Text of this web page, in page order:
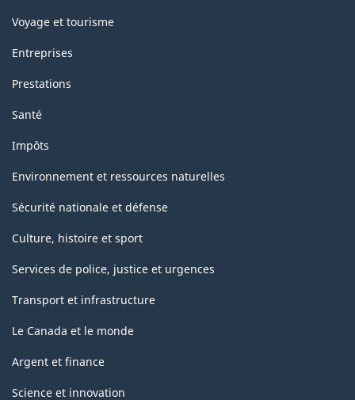
Voyage et tourisme
Entreprises
Prestations
Santé
Impôts
Environnement et ressources naturelles
Sécurité nationale et défense
Culture, histoire et sport
Services de police, justice et urgences
Transport et infrastructure
Le Canada et le monde
Argent et finance
Science et innovation